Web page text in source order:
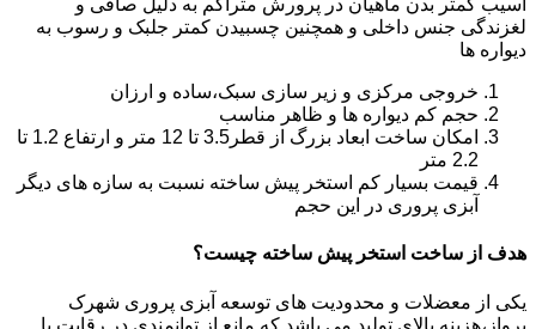
آسیب کمتر بدن ماهیان در پرورش متراکم به دلیل صافی و
لغزندگی جنس داخلی و همچنین چسبیدن کمتر جلبک و رسوب به
دیواره ها
خروجی مرکزی و زیر سازی سبک،ساده و ارزان
حجم کم دیواره ها و ظاهر مناسب
امکان ساخت ابعاد بزرگ از قطر3.5 تا 12 متر و ارتفاع 1.2 تا
2.2 متر
قیمت بسیار کم استخر پیش ساخته نسبت به سازه های دیگر
آبزی پروری در این حجم
هدف از ساخت استخر پیش ساخته چیست؟
یکی از معضلات و محدودیت های توسعه آبزی پروری شهرک
پرواز،هزینه بالای تولید می باشد که مانع از توانمندی در رقابت با